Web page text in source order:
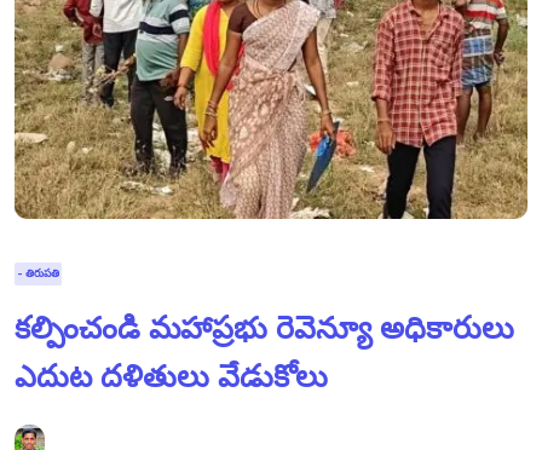
- తిరుపతి
కల్పించండి మహాప్రభు రెవెన్యూ అధికారులు
ఎదుట దళితులు వేడుకోలు